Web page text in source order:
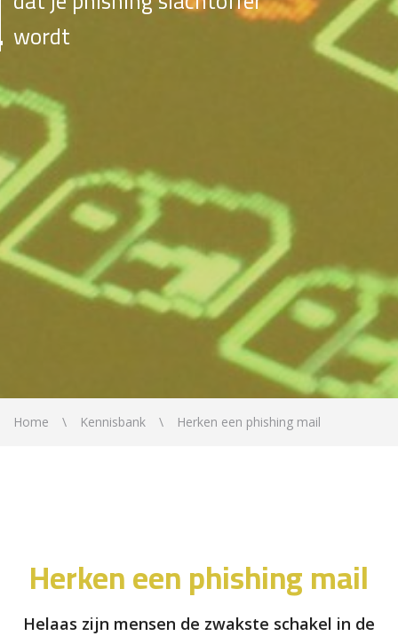
wordt
Home Kennisbank Herken een phishing mail
Herken een phishing mail
Helaas zijn mensen de zwakste schakel in de